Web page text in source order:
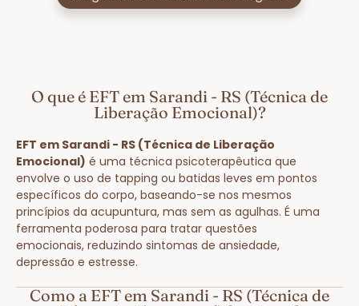
O que é EFT em Sarandi - RS (Técnica de
Liberação Emocional)?
EFT em Sarandi - RS (Técnica de Liberação
Emocional) é uma técnica psicoterapêutica que
envolve o uso de tapping ou batidas leves em pontos
específicos do corpo, baseando-se nos mesmos
princípios da acupuntura, mas sem as agulhas. É uma
ferramenta poderosa para tratar questões
emocionais, reduzindo sintomas de ansiedade,
depressão e estresse.
Como a EFT em Sarandi - RS (Técnica de